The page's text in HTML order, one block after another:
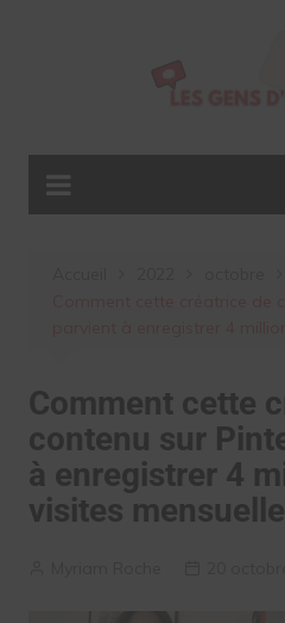
Comment cette
contenu sur
à enregistrer 4
visites